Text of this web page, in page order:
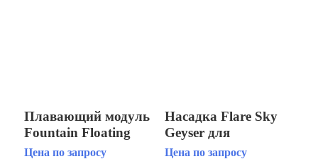
Плавающий модуль
Fountain Floating
Fountain Horizontal
Цена по запросу
Насадка Flare Sky
Geyser для
плавающего модуля
Цена по запросу